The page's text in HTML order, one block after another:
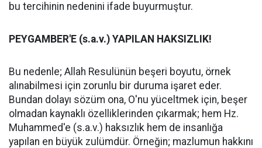
bu tercihinin nedenini ifade buyurmuştur.
PEYGAMBER'E (s.a.v.) YAPILAN HAKSIZLIK!
Bu nedenle; Allah Resulünün beşeri boyutu, örnek
alınabilmesi için zorunlu bir duruma işaret eder.
Bundan dolayı sözüm ona, O'nu yüceltmek için, beşer
olmadan kaynaklı özelliklerinden çıkarmak; hem Hz.
Muhammed'e (s.a.v.) haksızlık hem de insanlığa
yapılan en büyük zulümdür. Örneğin; mazlumun hakkını